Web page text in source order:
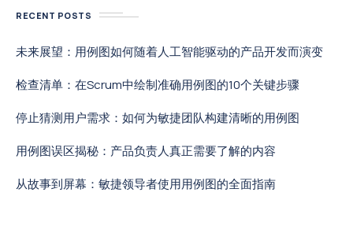
RECENT POSTS
未来展望：用例图如何随着人工智能驱动的产品开发而演变
检查清单：在Scrum中绘制准确用例图的10个关键步骤
停止猜测用户需求：如何为敏捷团队构建清晰的用例图
用例图误区揭秘：产品负责人真正需要了解的内容
从故事到屏幕：敏捷领导者使用用例图的全面指南